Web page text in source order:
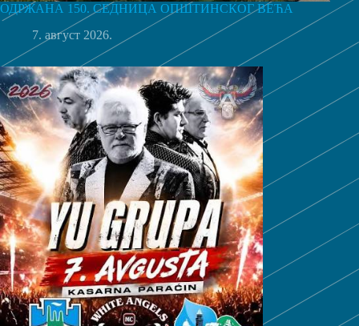
ОДРЖАНА 150. СЕДНИЦА ОПШТИНСКОГ ВЕЋА
7. август 2026.